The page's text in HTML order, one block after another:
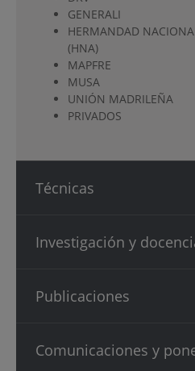
GENERALI
HERMANDAD
(HNA)
MAPFRE
MUSA
UNIÓN MADRILEÑA
PRIVADOS
Técnicas
Investigación y
Publicaciones
Comunicaciones y